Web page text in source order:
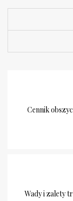
Cennik
Wady i zalety